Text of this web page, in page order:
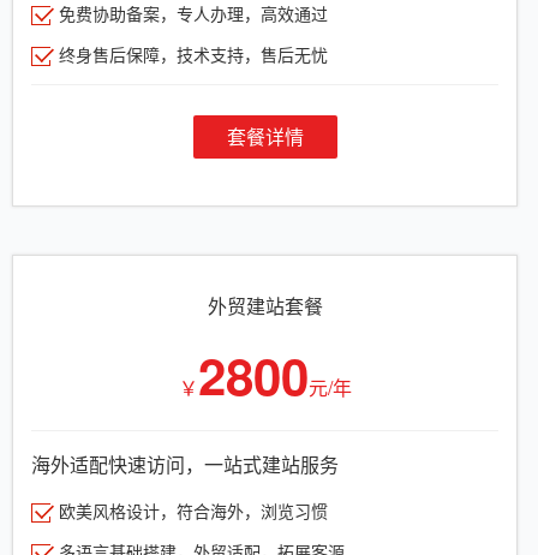
免费协助备案，专人办理，高效通过
终身售后保障，技术支持，售后无忧
套餐详情
外贸建站套餐
￥2800元/年
海外适配快速访问，一站式建站服务
欧美风格设计，符合海外，浏览习惯